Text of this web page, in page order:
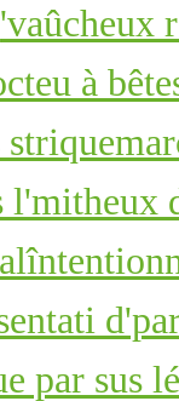
à
l'mitheux
par sus